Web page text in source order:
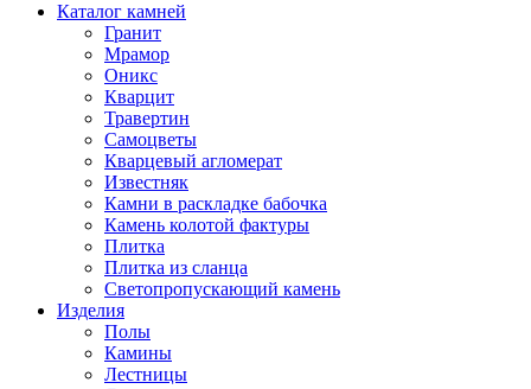
Каталог камней
Гранит
Мрамор
Оникс
Кварцит
Травертин
Самоцветы
Кварцевый агломерат
Известняк
Камни в раскладке бабочка
Камень колотой фактуры
Плитка
Плитка из сланца
Светопропускающий камень
Изделия
Полы
Камины
Лестницы